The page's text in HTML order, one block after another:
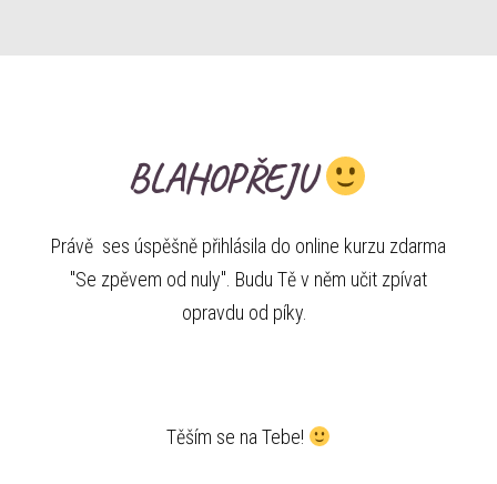
BLAHOPŘEJU
Právě ses úspěšně přihlásila do online kurzu zdarma
"Se zpěvem od nuly". Budu Tě v něm učit zpívat
opravdu od píky.
Těším se na Tebe!